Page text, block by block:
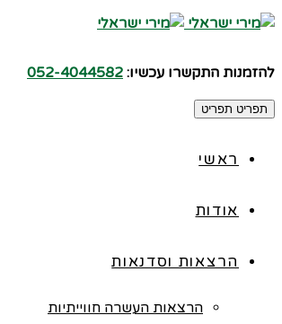
להזמנות התקשרו עכשיו: 052-4044582
תפריט תפריט
ראשי
אודות
הרצאות וסדנאות
הרצאות העשרה חווייתיות